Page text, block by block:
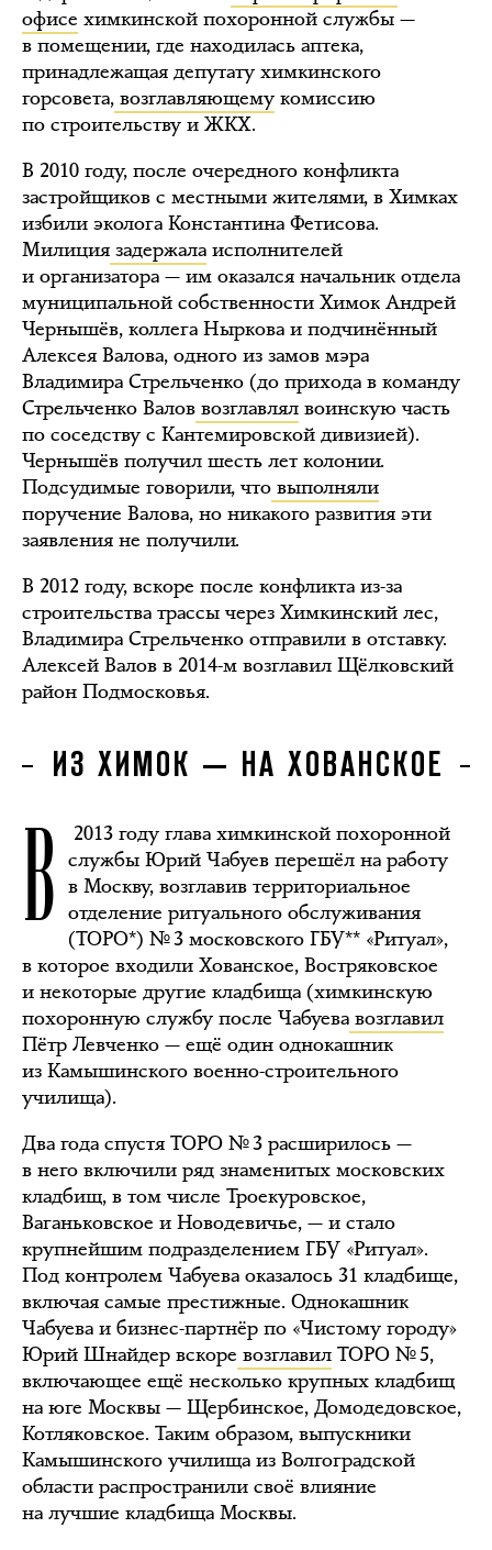
офисе химкинской похоронной службы —
в помещении, где находилась аптека,
принадлежащая депутату химкинского
горсовета, возглавляющему комиссию
по строительству и ЖКХ.
В 2010 году, после очередного конфликта
застройщиков с местными жителями, в Химках
избили эколога Константина Фетисова.
Милиция задержала исполнителей
и организатора — им оказался начальник отдела
муниципальной собственности Химок Андрей
Чернышёв, коллега Ныркова и подчинённый
Алексея Валова, одного из замов мэра
Владимира Стрельченко (до прихода в команду
Стрельченко Валов возглавлял воинскую часть
по соседству с Кантемировской дивизией).
Чернышёв получил шесть лет колонии.
Подсудимые говорили, что выполняли
поручение Валова, но никакого развития эти
заявления не получили.
В 2012 году, вскоре после конфликта из-за
строительства трассы через Химкинский лес,
Владимира Стрельченко отправили в отставку.
Алексей Валов в 2014-м возглавил Щёлковский
район Подмосковья.
ИЗ ХИМОК — НА ХОВАНСКОЕ
В
2013 году глава химкинской похоронной
службы Юрий Чабуев перешёл на работу
в Москву, возглавив территориальное
отделение ритуального обслуживания
(ТОРО*) № 3 московского ГБУ** «Ритуал»,
в которое входили Хованское, Востряковское
и некоторые другие кладбища (химкинскую
похоронную службу после Чабуева возглавил
Пётр Левченко — ещё один однокашник
из Камышинского военно-строительного
училища).
Два года спустя ТОРО № 3 расширилось —
в него включили ряд знаменитых московских
кладбищ, в том числе Троекуровское,
Ваганьковское и Новодевичье, — и стало
крупнейшим подразделением ГБУ «Ритуал».
Под контролем Чабуева оказалось 31 кладбище,
включая самые престижные. Однокашник
Чабуева и бизнес-партнёр по «Чистому городу»
Юрий Шнайдер вскоре возглавил ТОРО № 5,
включающее ещё несколько крупных кладбищ
на юге Москвы — Щербинское, Домодедовское,
Котляковское. Таким образом, выпускники
Камышинского училища из Волгоградской
области распространили своё влияние
на лучшие кладбища Москвы.